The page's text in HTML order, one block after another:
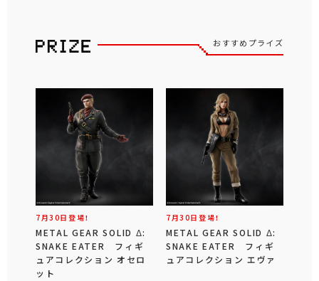
おすすめプライズ
7月30日登場！
METAL GEAR SOLID Δ:
SNAKE EATER フィギ
ュアコレクション オセロ
ット
7月30日登場！
METAL GEAR SOLID Δ:
SNAKE EATER フィギ
ュアコレクション エヴァ